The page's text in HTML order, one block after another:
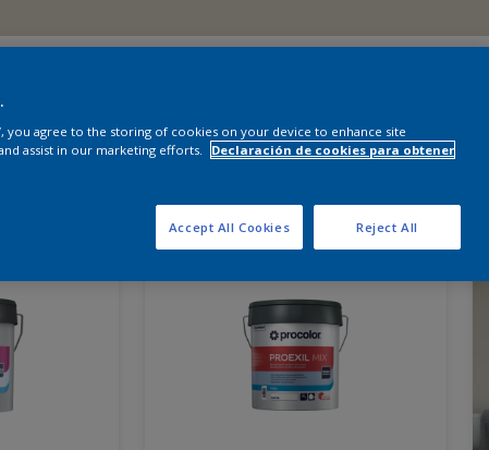
necesitas?
you agree to the storing of cookies on your device to enhance site
assist in our marketing efforts.
Declaración de cookies para obtener
Reject All
Accept All Cookies